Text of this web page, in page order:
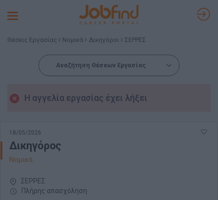
Toggle
Θέσεις Εργασίας Νομικά Δικηγόροι ΣΕΡΡΕΣ
Αναζήτηση Θέσεων Εργασίας
Η αγγελία εργασίας έχει λήξει
18/05/2026
Δικηγόρος
Νομικά
ΣΕΡΡΕΣ
Πλήρης απασχόληση